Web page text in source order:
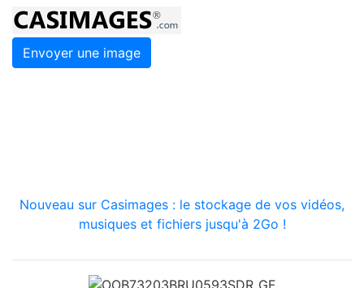
Envoyer une image
Nouveau sur Casimages : le stockage de vos vidéos,
musiques et fichiers jusqu'à 2Go !